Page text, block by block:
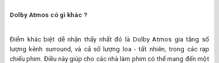
Dolby Atmos có gì khác ?
Điểm khác biệt dễ nhận thấy nhất đó là Dolby Atmos gia tăng số
lượng kênh surround, và cả số lượng loa - tất nhiên, trong các rạp
chiếu phim. Điều này giúp cho các nhà làm phim có thể mang đến một